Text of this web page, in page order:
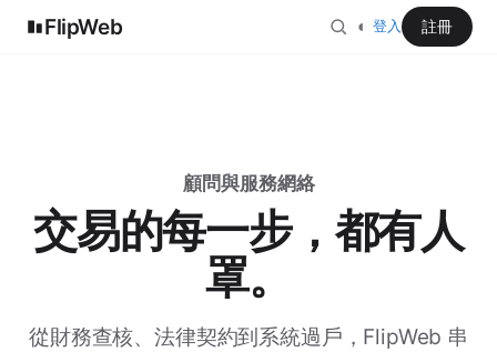
FlipWeb ◐ 登入 註冊
顧問與服務網絡
交易的每一步，都有人
罩。
從財務查核、法律契約到系統過戶，FlipWeb 串